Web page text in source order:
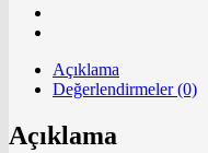
Açıklama
Değerlendirmeler (0)
Açıklama